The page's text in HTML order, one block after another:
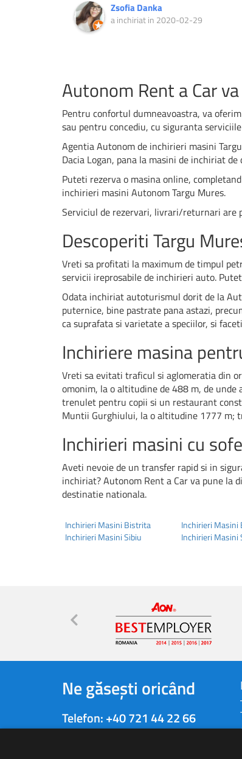
Zsofia Danka
a inchiriat in 2020-02-29
Autonom Rent a Car
Pentru confortul dumneavoastra, va
sau pentru concediu, cu siguranta
Agentia Autonom de inchirieri masini
Dacia Logan, pana la masini de inchiriat
Puteti rezerva o masina online,
inchirieri masini Autonom Targu Mures.
Serviciul de rezervari, livrari/returnari are
Descoperiti Targu
Vreti sa profitati la maximum de timpul
servicii ireprosabile de inchirieri auto.
Odata inchiriat autoturismul dorit de la
puternice, bine pastrate pana astazi,
ca suprafata si varietate a speciilor, si
Inchiriere masina
Vreti sa evitati traficul si aglomeratia din
omonim, la o altitudine de 488 m, de
trenulet pentru copii si un restaurant
Muntii Gurghiului, la o altitudine 1777 m;
Inchirieri masini cu
Aveti nevoie de un transfer rapid si in
inchiriat? Autonom Rent a Car va pune la
destinatie nationala.
Inchirieri Masini Bistrita Inchirieri Masini
Inchirieri Masini Sibiu
Inchirieri Masini
Ne găsești oricând
Telefon:+40 721 44 22 66